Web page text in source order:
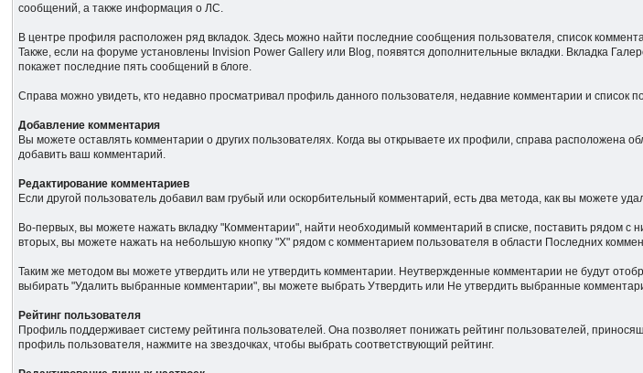
сообщений, а также информация о ЛС.
В центре профиля расположен ряд вкладок. Здесь можно найти последние сообщения пользователя, список
Также, если на форуме установлены Invision Power Gallery или Blog, появятся дополнительные вкладки. Вкладка
покажет последние пять сообщений в блоге.
Справа можно увидеть, кто недавно просматривал профиль данного пользователя, недавние комментарии и список
Добавление комментария
Вы можете оставлять комментарии о других пользователях. Когда вы открываете их профили, справа расположена
добавить ваш комментарий.
Редактирование комментариев
Если другой пользователь добавил вам грубый или оскорбительный комментарий, есть два метода, как вы можете
Во-первых, вы можете нажать вкладку "Комментарии", найти необходимый комментарий в списке, поставить
вторых, вы можете нажать на небольшую кнопку "Х" рядом с комментарием пользователя в области Последних
Таким же методом вы можете утвердить или не утвердить комментарии. Неутвержденные комментарии не будут
выбирать "Удалить выбранные комментарии", вы можете выбрать Утвердить или Не утвердить выбранные
Рейтинг пользователя
Профиль поддерживает систему рейтинга пользователей. Она позволяет понижать рейтинг пользователей,
профиль пользователя, нажмите на звездочках, чтобы выбрать соответствующий рейтинг.